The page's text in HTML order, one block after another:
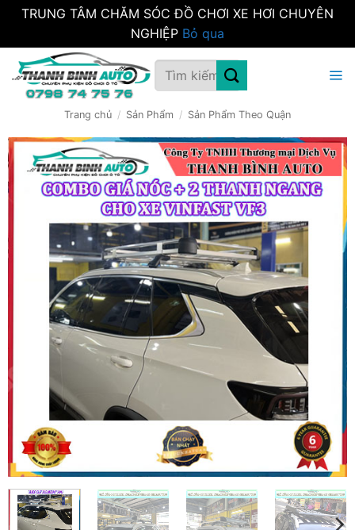
TRUNG TÂM CHĂM SÓC ĐỒ CHƠI XE HƠI CHUYÊN
NGHIỆP Bỏ qua
qua
Tìm
kiếm:
Trang chủ / Sản Phẩm / Sản Phẩm Theo Quận